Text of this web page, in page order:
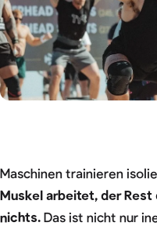
Maschinen trainieren
Muskel arbeitet, der
nichts. Das ist nicht nur